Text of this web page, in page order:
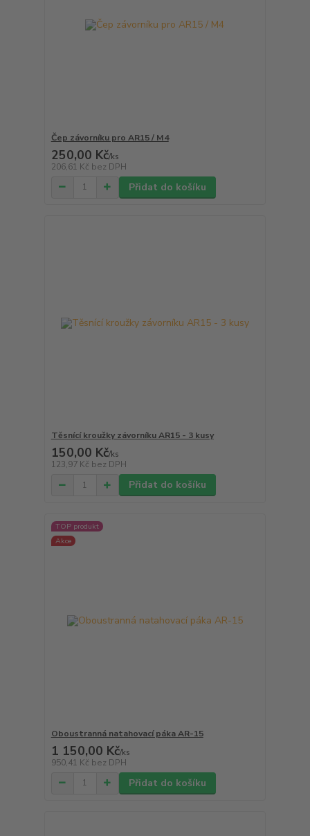
Čep závorníku pro AR15 / M4
250,00 Kč/ks
206,61 Kč bez DPH
Přidat do košíku
Těsnící kroužky závorníku AR15 - 3 kusy
150,00 Kč/ks
123,97 Kč bez DPH
Přidat do košíku
TOP produkt
Akce
Oboustranná natahovací páka AR-15
1 150,00 Kč/ks
950,41 Kč bez DPH
Přidat do košíku